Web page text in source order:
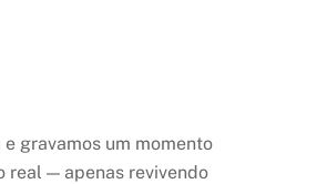
gravamos um momento
real — apenas revivendo